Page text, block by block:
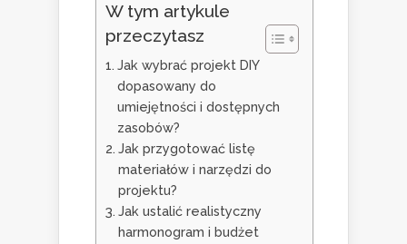
W tym artykule
przeczytasz
Jak wybrać projekt DIY
dopasowany do
umiejętności i dostępnych
zasobów?
Jak przygotować listę
materiałów i narzędzi do
projektu?
Jak ustalić realistyczny
harmonogram i budżet